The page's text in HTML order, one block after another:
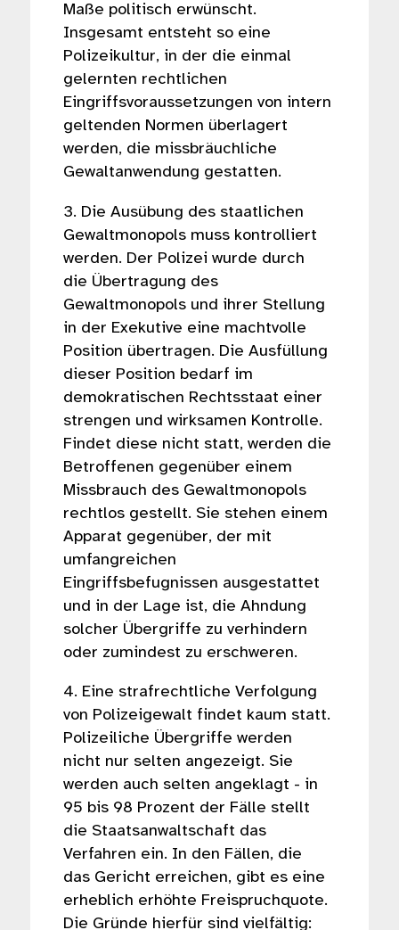
Maße politisch erwünscht.
Insgesamt entsteht so eine
Polizeikultur, in der die einmal
gelernten rechtlichen
Eingriffsvoraussetzungen von intern
geltenden Normen überlagert
werden, die missbräuchliche
Gewaltanwendung gestatten.
3. Die Ausübung des staatlichen
Gewaltmonopols muss kontrolliert
werden. Der Polizei wurde durch
die Übertragung des
Gewaltmonopols und ihrer Stellung
in der Exekutive eine machtvolle
Position übertragen. Die Ausfüllung
dieser Position bedarf im
demokratischen Rechtsstaat einer
strengen und wirksamen Kontrolle.
Findet diese nicht statt, werden die
Betroffenen gegenüber einem
Missbrauch des Gewaltmonopols
rechtlos gestellt. Sie stehen einem
Apparat gegenüber, der mit
umfangreichen
Eingriffsbefugnissen ausgestattet
und in der Lage ist, die Ahndung
solcher Übergriffe zu verhindern
oder zumindest zu erschweren.
4. Eine strafrechtliche Verfolgung
von Polizeigewalt findet kaum statt.
Polizeiliche Übergriffe werden
nicht nur selten angezeigt. Sie
werden auch selten angeklagt - in
95 bis 98 Prozent der Fälle stellt
die Staatsanwaltschaft das
Verfahren ein. In den Fällen, die
das Gericht erreichen, gibt es eine
erheblich erhöhte Freispruchquote.
Die Gründe hierfür sind vielfältig: